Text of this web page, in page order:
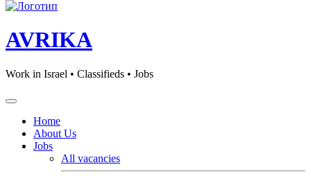
AVRIKA
Work in Israel • Classifieds • Jobs
Home
About Us
Jobs
All vacancies